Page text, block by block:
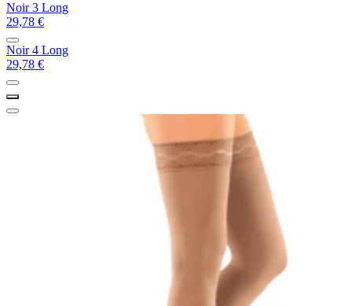
Noir 3 Long
29,78 €
Noir 4 Long
29,78 €